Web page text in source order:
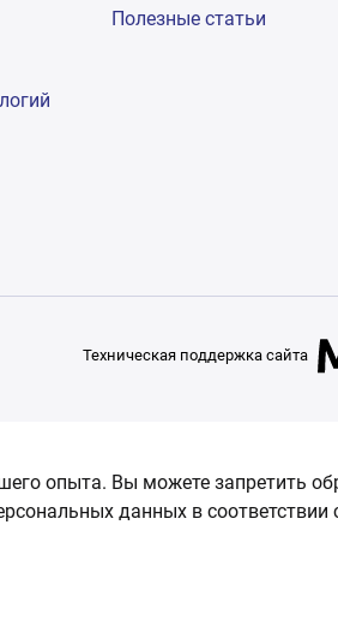
Полезные статьи
Техническая поддержка сайта
опыта. Вы можете запретить
данных в соответствии